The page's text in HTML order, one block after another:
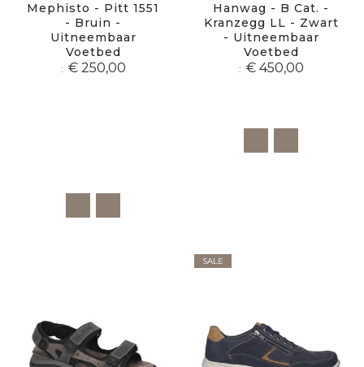
Mephisto - Pitt 1551
- Bruin -
Uitneembaar
Voetbed
€ 250,00
Hanwag - B Cat. -
Kranzegg LL - Zwart
- Uitneembaar
Voetbed
€ 450,00
SALE